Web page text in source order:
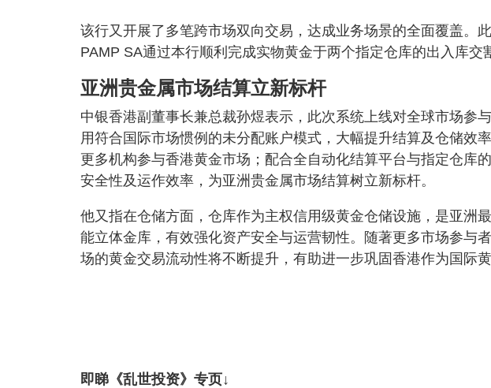
该行又开展了多笔跨市场双向交易，达成业务场景的全面覆盖。
PAMP SA通过本行顺利完成实物黄金于两个指定仓库的出入库交
亚洲贵金属市场结算立新标杆
中银香港副董事长兼总裁孙煜表示，此次系统上线对全球市场参
用符合国际市场惯例的未分配账户模式，大幅提升结算及仓储效
更多机构参与香港黄金市场；配合全自动化结算平台与指定仓库
安全性及运作效率，为亚洲贵金属市场结算树立新标杆。
他又指在仓储方面，仓库作为主权信用级黄金仓储设施，是亚洲
能立体金库，有效强化资产安全与运营韧性。随著更多市场参与
场的黄金交易流动性将不断提升，有助进一步巩固香港作为国际
即睇《乱世投资》专页↓